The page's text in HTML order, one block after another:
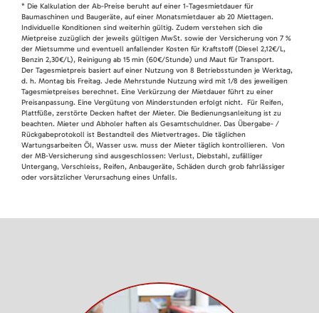
* Die Kalkulation der Ab-Preise beruht auf einer 1-Tagesmietdauer für
Baumaschinen und Baugeräte, auf einer Monatsmietdauer ab 20 Miettagen.
Individuelle Konditionen sind weiterhin gültig. Zudem verstehen sich die
Mietpreise zuzüglich der jeweils gültigen MwSt. sowie der Versicherung von 7 %
der Mietsumme und eventuell anfallender Kosten für Kraftstoff (Diesel 2,12€/L,
Benzin 2,30€/L), Reinigung ab 15 min (60€/Stunde) und Maut für Transport.
Der Tagesmietpreis basiert auf einer Nutzung von 8 Betriebsstunden je Werktag,
d. h. Montag bis Freitag. Jede Mehrstunde Nutzung wird mit 1/8 des jeweiligen
Tagesmietpreises berechnet. Eine Verkürzung der Mietdauer führt zu einer
Preisanpassung. Eine Vergütung von Minderstunden erfolgt nicht. Für Reifen,
Plattfüße, zerstörte Decken haftet der Mieter. Die Bedienungsanleitung ist zu
beachten. Mieter und Abholer haften als Gesamtschuldner. Das Übergabe- /
Rückgabeprotokoll ist Bestandteil des Mietvertrages. Die täglichen
Wartungsarbeiten Öl, Wasser usw. muss der Mieter täglich kontrollieren. Von
der MB-Versicherung sind ausgeschlossen: Verlust, Diebstahl, zufälliger
Untergang, Verschleiss, Reifen, Anbaugeräte, Schäden durch grob fahrlässiger
oder vorsätzlicher Verursachung eines Unfalls.